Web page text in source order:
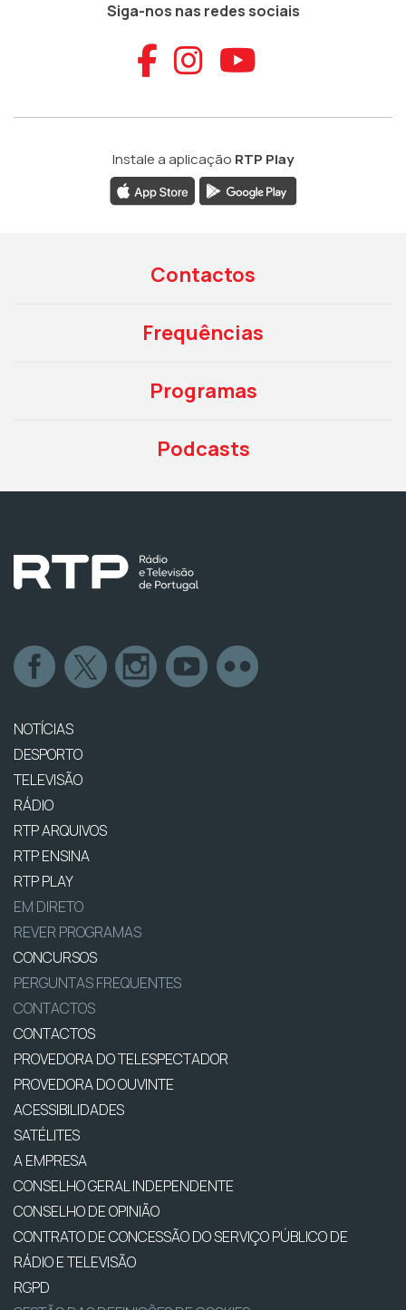
Siga-nos nas redes sociais
Aceder ao
Aceder ao
Aceder
Instale a aplicação RTP Play
Contactos
Frequências
Programas
Podcasts
NOTÍCIAS
DESPORTO
TELEVISÃO
RÁDIO
RTP ARQUIVOS
RTP ENSINA
RTP PLAY
EM DIRETO
REVER PROGRAMAS
CONCURSOS
PERGUNTAS FREQUENTES
CONTACTOS
CONTACTOS
PROVEDORA DO TELESPECTADOR
PROVEDORA DO OUVINTE
ACESSIBILIDADES
SATÉLITES
A EMPRESA
CONSELHO GERAL INDEPENDENTE
CONSELHO DE OPINIÃO
CONTRATO DE CONCESSÃO DO SERVIÇO PÚBLICO DE
RÁDIO E TELEVISÃO
RGPD